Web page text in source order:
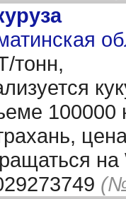
тонн,
100000
на